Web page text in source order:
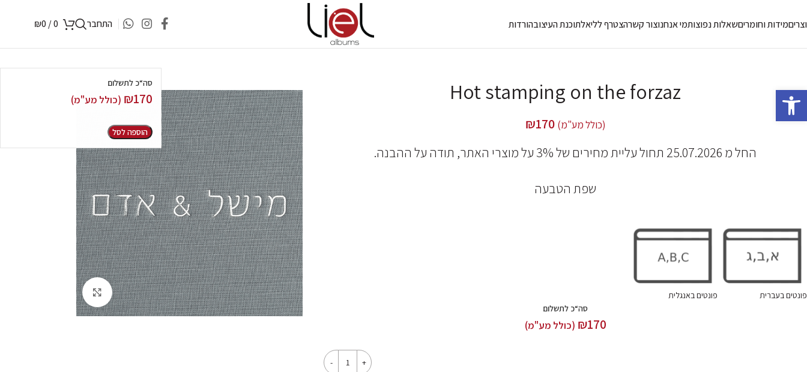
פתח סרגל נגישות
מידות וחומריםשאלות נפוצותמי אנחנוצור קשרהצטרף לליאלתוכנת העיצובהורדות התחבר 0
/
₪0
לחץ להגדלה
Hot stamping on the forzaz
₪170 (כולל מע"מ)
החל מ 25.07.2026 תחול עליית מחירים של 3% על מוצרי האתר, תודה על ההבנה.
שפת הטבעה
פונטים בעברית
פונטים באנגלית
סה“כ לתשלום
₪170 (כולל מע"מ)
סה“כ לתשלום
₪170 (כולל מע"מ)
הוספה לסל